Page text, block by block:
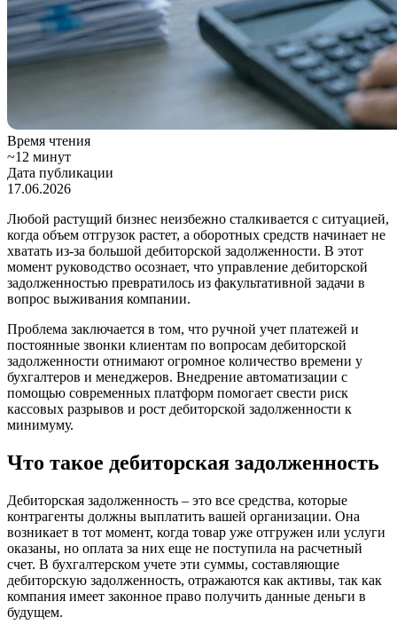
Время чтения
~12 минут
Дата публикации
17.06.2026
Любой растущий бизнес неизбежно сталкивается с ситуацией,
когда объем отгрузок растет, а оборотных средств начинает не
хватать из-за большой дебиторской задолженности. В этот
момент руководство осознает, что управление дебиторской
задолженностью превратилось из факультативной задачи в
вопрос выживания компании.
Проблема заключается в том, что ручной учет платежей и
постоянные звонки клиентам по вопросам дебиторской
задолженности отнимают огромное количество времени у
бухгалтеров и менеджеров. Внедрение автоматизации с
помощью современных платформ помогает свести риск
кассовых разрывов и рост дебиторской задолженности к
минимуму.
Что такое дебиторская задолженность
Дебиторская задолженность – это все средства, которые
контрагенты должны выплатить вашей организации. Она
возникает в тот момент, когда товар уже отгружен или услуги
оказаны, но оплата за них еще не поступила на расчетный
счет. В бухгалтерском учете эти суммы, составляющие
дебиторскую задолженность, отражаются как активы, так как
компания имеет законное право получить данные деньги в
будущем.